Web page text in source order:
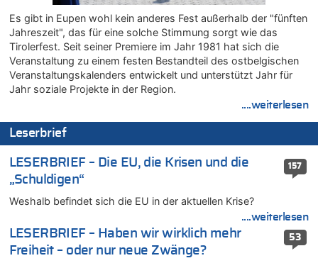
Vorwürfe gegen Präsident Gianni Infantino
06.08.2026 - 22:07 von DR ALBERN zu
FIFA-Spitze demonstriert Einigkeit trotz Kritik und neuer
Vorwürfe gegen Präsident Gianni Infantino
06.08.2026 - 21:27 von klar zu
Mehrere Menschen in Londons City niedergestochen
Zweite Hitzewelle in diesem Sommer ist jetzt amtlich
06.08.2026 - 21:16 von michlaustderaffe zu
Zweite Hitzewelle in diesem Sommer ist jetzt amtlich
06.08.2026 - 21:14 von Ach zu
Aachen ab 11. August wieder Mekka des Pferdesports –
Belgien setzt bei Reit-WM auf starke Springreiter
Wasserstand des Rheins in NRW so niedrig wie noch nie
06.08.2026 - 20:35 von Wolfgang2 zu
Es gibt in Eupen wohl kein anderes Fest außerhalb der "fünften
Jahreszeit", das für eine solche Stimmung sorgt wie das
Tirolerfest. Seit seiner Premiere im Jahr 1981 hat sich die
Veranstaltung zu einem festen Bestandteil des ostbelgischen
Veranstaltungskalenders entwickelt und unterstützt Jahr für
Jahr soziale Projekte in der Region.
....weiterlesen
Leserbrief
157
LESERBRIEF – Die EU, die Krisen und die
„Schuldigen“
Weshalb befindet sich die EU in der aktuellen Krise?
....weiterlesen
53
LESERBRIEF – Haben wir wirklich mehr
Freiheit – oder nur neue Zwänge?